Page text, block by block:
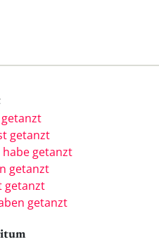
getanzt
habe getanzt
getanzt
getanzt
getanzt